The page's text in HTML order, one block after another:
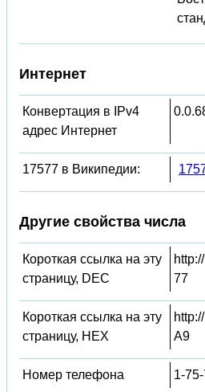
Интернет
Конвертация в IPv4
адрес Интернет
17577 в Википедии:
Другие свойства числа
Короткая ссылка на эту
страницу, DEC
77
Короткая ссылка на эту
страницу, HEX
A9
Номер телефона 1-